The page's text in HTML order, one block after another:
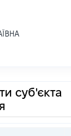
суб'єкта